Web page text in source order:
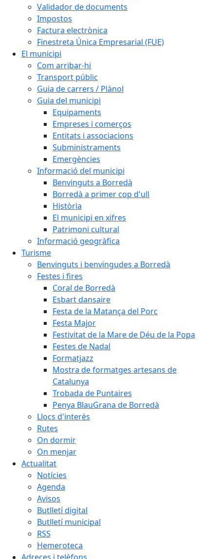
Validador de documents
Impostos
Factura electrònica
Finestreta Única Empresarial (FUE)
El municipi
Com arribar-hi
Transport públic
Guia de carrers / Plànol
Guia del municipi
Equipaments
Empreses i comerços
Entitats i associacions
Subministraments
Emergències
Informació del municipi
Benvinguts a Borredà
Borredà a primer cop d'ull
Història
El municipi en xifres
Patrimoni cultural
Informació geogràfica
Turisme
Benvinguts i benvingudes a Borredà
Festes i fires
Coral de Borredà
Esbart dansaire
Festa de la Matança del Porc
Festa Major
Festivitat de la Mare de Déu de la Popa
Festes de Nadal
Formatjazz
Mostra de formatges artesans de
Catalunya
Trobada de Puntaires
Penya BlauGrana de Borredà
Llocs d'interès
Rutes
On dormir
On menjar
Actualitat
Notícies
Agenda
Avisos
Butlletí digital
Butlletí municipal
RSS
Hemeroteca